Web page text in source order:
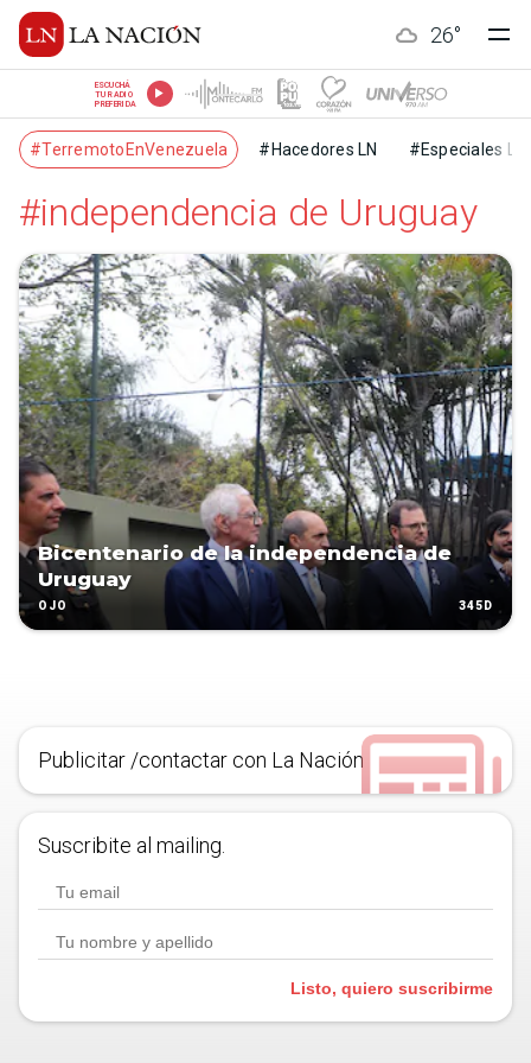
26°
ESCUCHÁ
TU RADIO
PREFERIDA
#TerremotoEnVenezuela #Hacedores LN #Especiales LN
#independencia de Uruguay
Bicentenario de la independencia de
Uruguay
OJO 345D
Publicitar /contactar con La Nación
Suscribite al mailing.
Listo, quiero suscribirme